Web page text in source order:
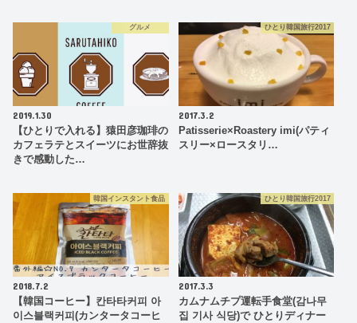
グルメ
2019.1.30
【ひとりで入れる】猿田彦珈琲の
カフェラテとスイーツにお世辞抜
きで感動した…
ひとり韓国旅行2017
2017.3.2
Patisserie×Roastery imi(パティ
スリー×ロースタリ…
韓国インスタント食品
2018.7.2
【韓国コーヒー】칸타타커피 아
이스블랙커피(カンタータコーヒ
ひとり韓国旅行2017
2017.3.3
カムナムチプ運転手食堂(감나무
집 기사 식당)で ひとりディナー